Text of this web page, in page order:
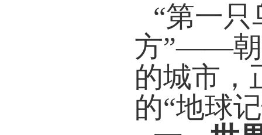
“第一
方”——朝
的城市，
的“地球